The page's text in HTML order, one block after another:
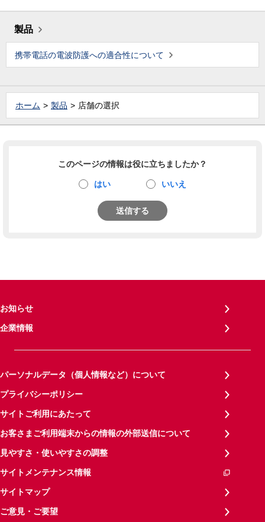
製品
携帯電話の電波防護への適合性について
ホーム 製品 店舗の選択
このページの情報は役に立ちましたか？
はい いいえ
送信する
お知らせ
企業情報
パーソナルデータ（個人情報など）について
プライバシーポリシー
サイトご利用にあたって
お客さまご利用端末からの情報の外部送信について
見やすさ・使いやすさの調整
サイトメンテナンス情報
サイトマップ
ご意見・ご要望